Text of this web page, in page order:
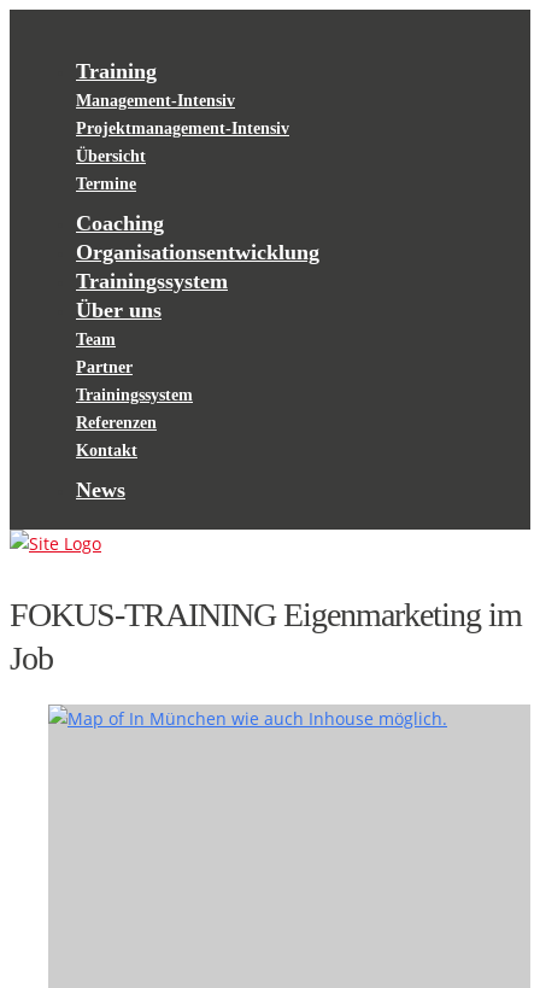
Training
Management-Intensiv
Projektmanagement-Intensiv
Übersicht
Termine
Coaching
Organisationsentwicklung
Trainingssystem
Über uns
Team
Partner
Trainingssystem
Referenzen
Kontakt
News
FOKUS-TRAINING Eigenmarketing im
Job